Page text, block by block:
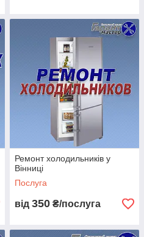
Ремонт холодильників у
Вінниці
Послуга
від 350 ₴/послуга